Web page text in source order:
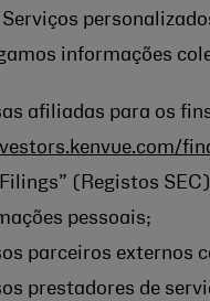
Serviços
informações
afiliadas para os
Filings” (Registos
pessoais;
parceiros externos
prestadores de